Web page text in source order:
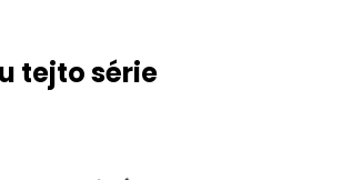
tejto série